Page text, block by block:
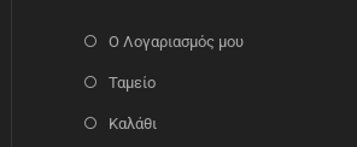
Ο Λογαριασμός μου
Ταμείο
Καλάθι